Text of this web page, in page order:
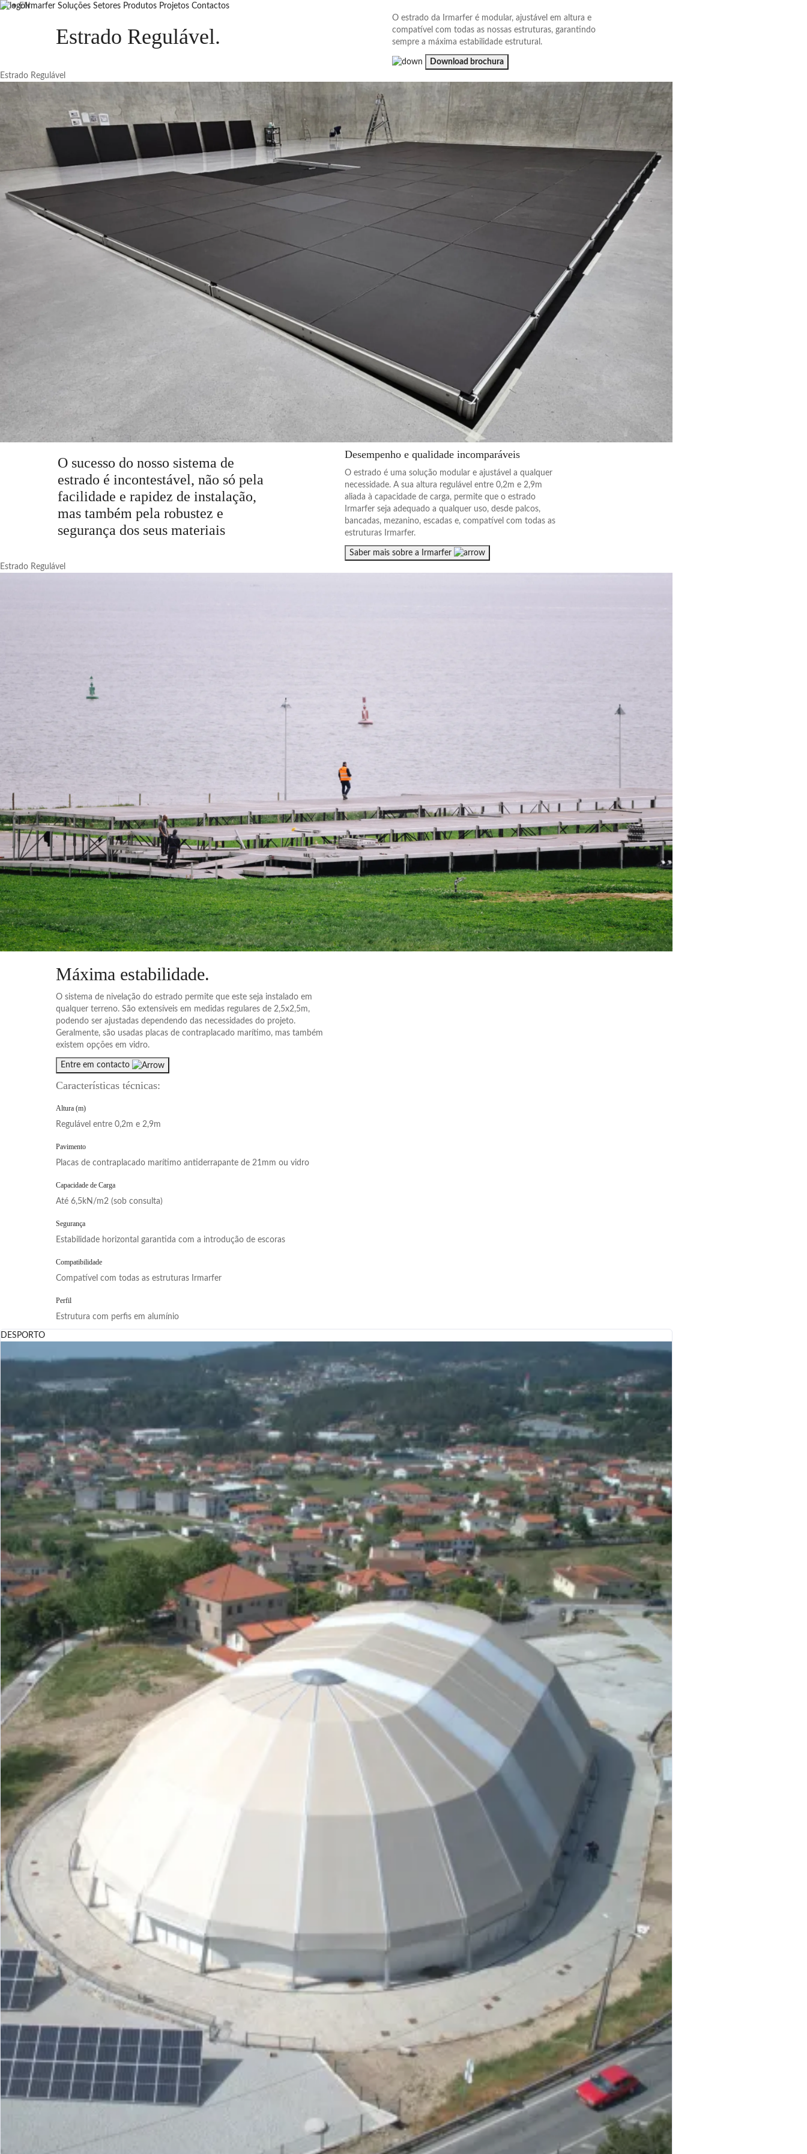
Irmarfer Soluções Setores Produtos Projetos Contactos
PT • EN
Estrado Regulável.
O estrado da Irmarfer é modular, ajustável em altura e
compatível com todas as nossas estruturas, garantindo
sempre a máxima estabilidade estrutural.
Download brochura
Estrado Regulável
O sucesso do nosso sistema de
estrado é incontestável, não só pela
facilidade e rapidez de instalação,
mas também pela robustez e
segurança dos seus materiais
Desempenho e qualidade incomparáveis
O estrado é uma solução modular e ajustável a qualquer
necessidade. A sua altura regulável entre 0,2m e 2,9m
aliada à capacidade de carga, permite que o estrado
Irmarfer seja adequado a qualquer uso, desde palcos,
bancadas, mezanino, escadas e, compatível com todas as
estruturas Irmarfer.
Saber mais sobre a Irmarfer
Estrado Regulável
Máxima estabilidade.
O sistema de nivelação do estrado permite que este seja instalado em
qualquer terreno. São extensíveis em medidas regulares de 2,5x2,5m,
podendo ser ajustadas dependendo das necessidades do projeto.
Geralmente, são usadas placas de contraplacado marítimo, mas também
existem opções em vidro.
Entre em contacto
Características técnicas:
Altura (m)
Regulável entre 0,2m e 2,9m
Pavimento
Placas de contraplacado marítimo antiderrapante de 21mm ou vidro
Capacidade de Carga
Até 6,5kN/m2 (sob consulta)
Segurança
Estabilidade horizontal garantida com a introdução de escoras
Compatibilidade
Compatível com todas as estruturas Irmarfer
Perfil
Estrutura com perfis em alumínio
DESPORTO